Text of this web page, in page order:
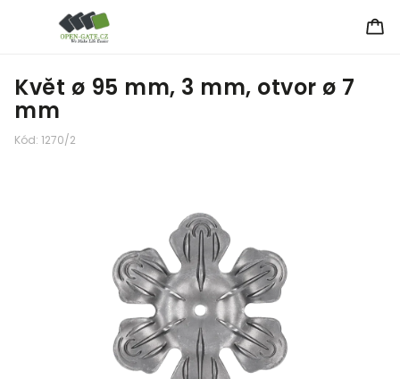
Květ ø 95 mm, 3 mm, otvor ø 7
mm
Kód: 1270/2